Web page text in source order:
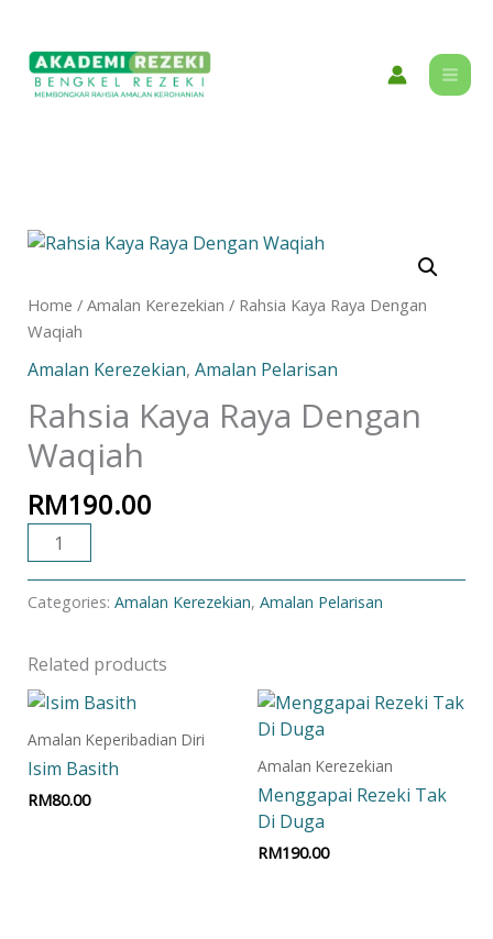
content
Home / Amalan Kerezekian / Rahsia Kaya Raya Dengan
Waqiah
Amalan Kerezekian, Amalan Pelarisan
Rahsia Kaya Raya Dengan
Waqiah
RM190.00
Rahsia
Raya
Dengan
Waqiah
quantity
Categories: Amalan Kerezekian, Amalan Pelarisan
Related products
Amalan Keperibadian Diri
Isim Basith
RM80.00
Amalan Kerezekian
Menggapai Rezeki Tak
Di Duga
RM190.00